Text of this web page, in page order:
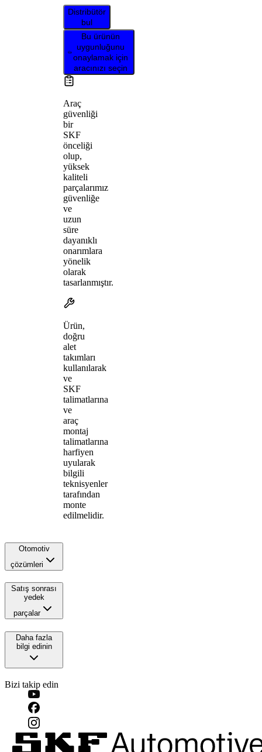
Distribütör
bul
Bu ürünün
uygunluğunu
onaylamak için
aracınızı seçin
Araç
güvenliği
bir
SKF
önceliği
olup,
yüksek
kaliteli
parçalarımız
güvenliğe
ve
uzun
süre
dayanıklı
onarımlara
yönelik
olarak
tasarlanmıştır.
Ürün,
doğru
alet
takımları
kullanılarak
ve
SKF
talimatlarına
ve
araç
montaj
talimatlarına
harfiyen
uyularak
bilgili
teknisyenler
tarafından
monte
edilmelidir.
Otomotiv
çözümleri
Satış sonrası
yedek
parçalar
Daha fazla
bilgi edinin
Bizi takip edin